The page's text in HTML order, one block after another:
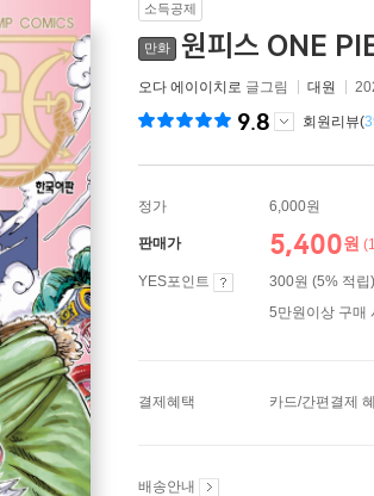
소득공제
만화 원피스 ONE
오다 에이이치로 글그림 대원
9.8 회원리뷰(
정가 6,000원
판매가 5,400원
YES포인트
300원 (5% 적립)
5만원이상 구매
결제혜택 카드/간편결제
배송안내